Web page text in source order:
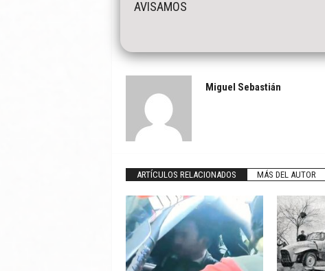
AVISAMOS
Miguel Sebastián
ARTÍCULOS RELACIONADOS MÁS DEL AUTOR